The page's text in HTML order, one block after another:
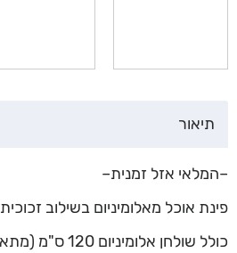
תיאור
–המלאי אזל זמנית–
פינת אוכל מאלומיניום בשילוב
כולל שולחן אלומיניום 120 ס"מ (מתאים לאירוח של 6 אנשים).